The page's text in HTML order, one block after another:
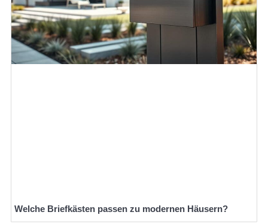
Welche Briefkästen passen zu modernen Häusern?